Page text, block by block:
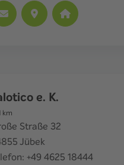
e. K.
km
Straße 32
Jübek
+49 4625 18444